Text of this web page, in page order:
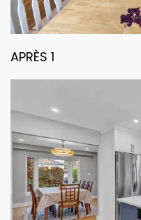
APRÈS 1